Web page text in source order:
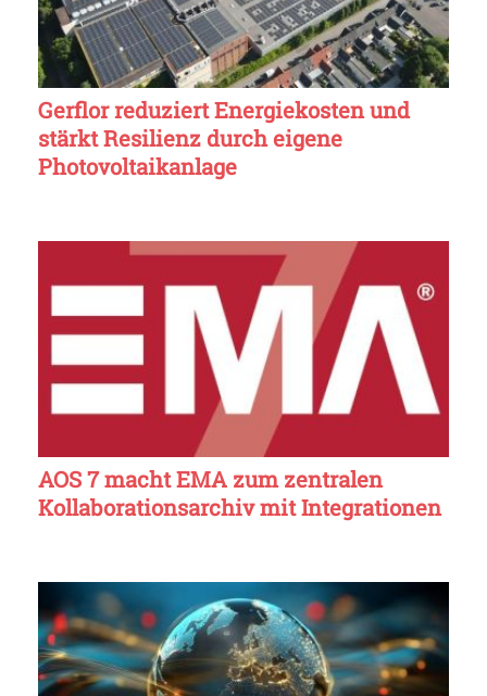
Gerflor reduziert Energiekosten und
stärkt Resilienz durch eigene
Photovoltaikanlage
AOS 7 macht EMA zum zentralen
Kollaborationsarchiv mit Integrationen